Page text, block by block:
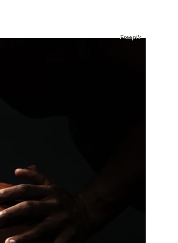
Freepik